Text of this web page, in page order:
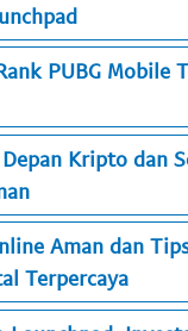
PUBG Mobile
Kripto dan
Aman dan
Terpercaya